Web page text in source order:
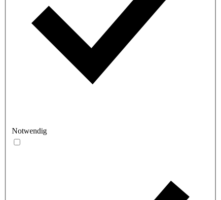
Notwendig